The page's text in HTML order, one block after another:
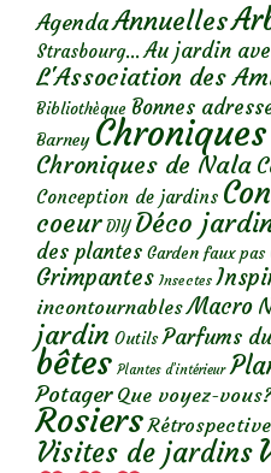
AgendaAnnuelles
Strasbourg... Au jardin
L'Association des
Bibliothèque Bonnes
Barney
Chroniques de Nala
Conception de jardins
coeur DIY Déco
des plantes Garden faux pas
Grimpantes Insectes
incontournables Macro
jardin Outils Parfums
bêtes Plantes d’intérieur
Potager Que voyez-vous?
Rosiers Rétrospective
Visites de jardins